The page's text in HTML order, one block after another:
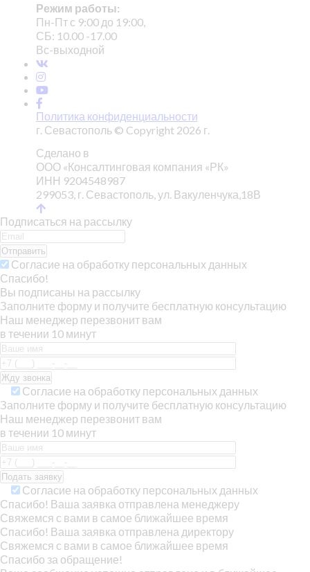
Режим работы:
Пн-Пт с 9:00 до 19:00,
СБ: 10.00 -17.00
Вс-выходной
Политика конфиденциальности
г. Севастополь © Copyright 2026 г.
Сделано в
ООО «Консалтинговая компания «РК»
ИНН 9204548987
299053, г. Севастополь, ул. Вакуленчука,18В
Подписаться на рассылку
Отправить
Согласие на обработку персональных данных
Спасибо!
Вы подписаны на рассылку
Заполните форму и получите бесплатную консультацию
Наш менеджер перезвонит вам
в течении 10 минут
Согласие на обработку персональных данных
Заполните форму и получите бесплатную консультацию
Наш менеджер перезвонит вам
в течении 10 минут
Согласие на обработку персональных данных
Спасибо! Ваша заявка отправлена менеджеру
Свяжемся с вами в самое ближайшее время
Спасибо! Ваша заявка отправлена директору
Свяжемся с вами в самое ближайшее время
Спасибо за обращение!